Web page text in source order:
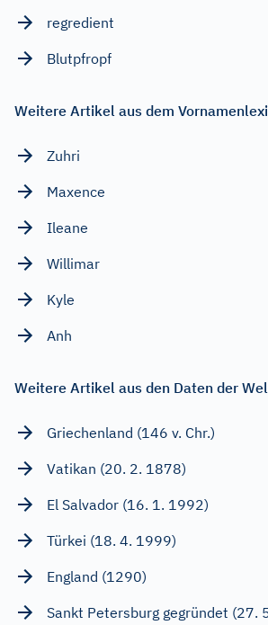
regredient
Blutpfropf
Weitere Artikel aus dem
Zuhri
Maxence
Ileane
Willimar
Kyle
Anh
Weitere Artikel aus den Daten der
Griechenland (146 v. Chr.)
Vatikan (20. 2. 1878)
El Salvador (16. 1. 1992)
Türkei (18. 4. 1999)
England (1290)
Sankt Petersburg gegründet (27.